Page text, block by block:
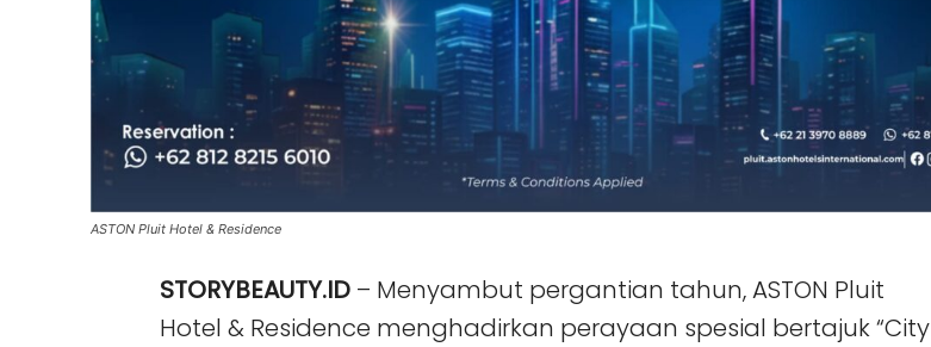
ASTON Pluit Hotel & Residence
STORYBEAUTY.ID – Menyambut pergantian tahun, ASTON Pluit
Hotel & Residence menghadirkan perayaan spesial bertajuk “City